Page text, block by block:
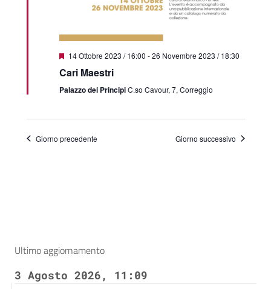
Segnalati
14 Ottobre 2023 / 16:00 -26 Novembre 2023 / 18:30
Cari Maestri
Palazzo dei PrincipiC.so Cavour, 7, Correggio
Giorno precedente Giorno successivo
Ultimo aggiornamento
3 Agosto 2026, 11:09